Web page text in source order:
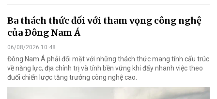
Ba thách thức đối với tham vọng công nghệ
của Đông Nam Á
06/08/2026 10:48
Đông Nam Á phải đối mặt với những thách thức mang tính cấu trúc
về năng lực, địa chính trị và tính bền vững khi đẩy nhanh việc theo
đuổi chiến lược tăng trưởng công nghệ cao.